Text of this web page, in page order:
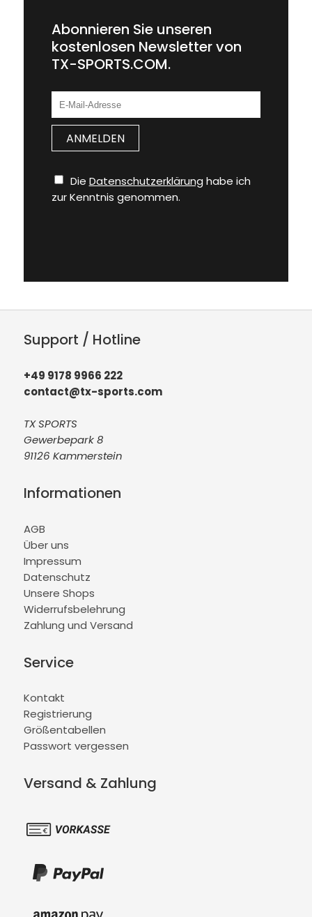
Abonnieren Sie unseren
kostenlosen Newsletter von
TX-SPORTS.COM.
Die Datenschutzerklärung habe ich
zur Kenntnis genommen.
Support / Hotline
+49 9178 9966 222
contact@tx-sports.com
TX SPORTS
Gewerbepark 8
91126 Kammerstein
Informationen
AGB
Über uns
Impressum
Datenschutz
Unsere Shops
Widerrufsbelehrung
Zahlung und Versand
Service
Kontakt
Registrierung
Größentabellen
Passwort vergessen
Versand & Zahlung